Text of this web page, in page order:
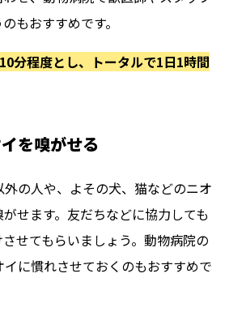
もおすすめです。
分程度とし、トータルで1日1時間
を嗅がせる
の人や、よその犬、猫などのニオ
せます。友だちなどに協力しても
せてもらいましょう。動物病院の
に慣れさせておくのもおすすめで